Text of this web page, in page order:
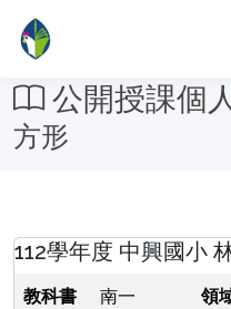
公開授課個
方形
112學年度 中興國小
教科書
南一
領